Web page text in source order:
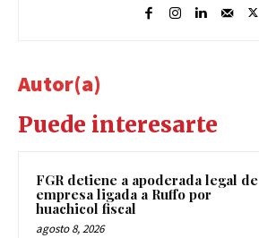
Autor(a)
Puede interesarte
FGR detiene a apoderada legal de
empresa ligada a Ruffo por
huachicol fiscal
agosto 8, 2026